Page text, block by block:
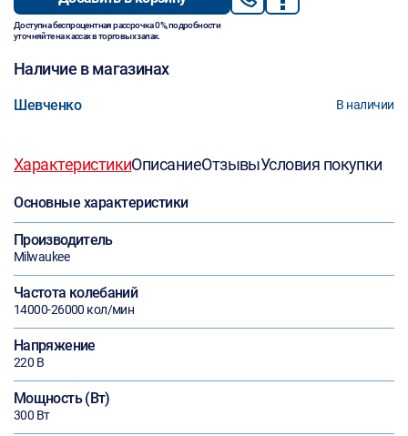
Доступна беспроцентная рассрочка 0%, подробности
уточняйте на кассах в торговых залах.
Наличие в магазинах
Шевченко В наличии
ХарактеристикиОписаниеОтзывыУсловия покупки
Основные характеристики
Производитель
Milwaukee
Частота колебаний
14000-26000 кол/мин
Напряжение
220 В
Мощность (Вт)
300 Вт